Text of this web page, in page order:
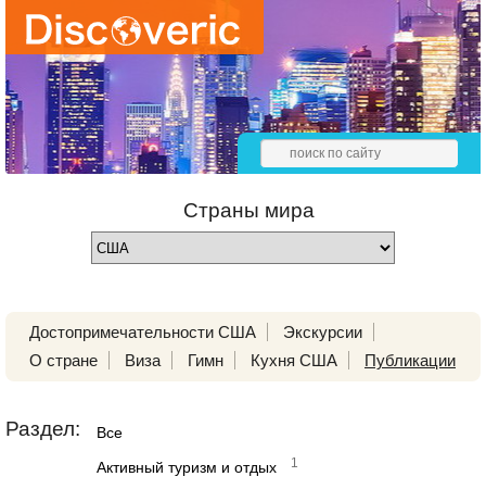
Страны мира
Достопримечательности США
Экскурсии
О стране
Виза Гимн Кухня США Публикации
Раздел: Все
Активный туризм и отдых 1